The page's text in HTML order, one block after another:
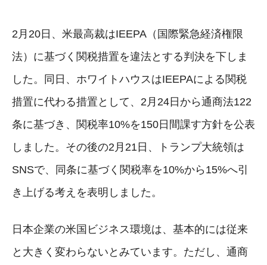
2月20日、米最高裁はIEEPA（国際緊急経済権限
法）に基づく関税措置を違法とする判決を下しま
した。同日、ホワイトハウスはIEEPAによる関税
措置に代わる措置として、2月24日から通商法122
条に基づき、関税率10%を150日間課す方針を公表
しました。その後の2月21日、トランプ大統領は
SNSで、同条に基づく関税率を10%から15%へ引
き上げる考えを表明しました。
日本企業の米国ビジネス環境は、基本的には従来
と大きく変わらないとみています。ただし、通商